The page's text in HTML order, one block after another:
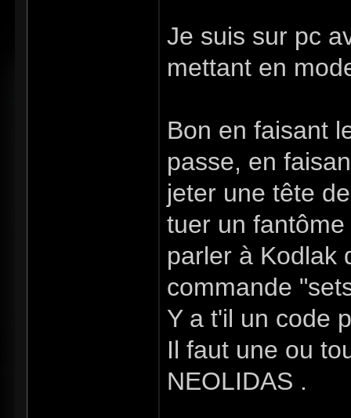
Je suis sur pc
mettant en
Bon en faisant
passe, en
jeter une tête
tuer un
parler à Kodlak
commande
Y a t'il un code
Il faut une ou
NEOLIDAS .